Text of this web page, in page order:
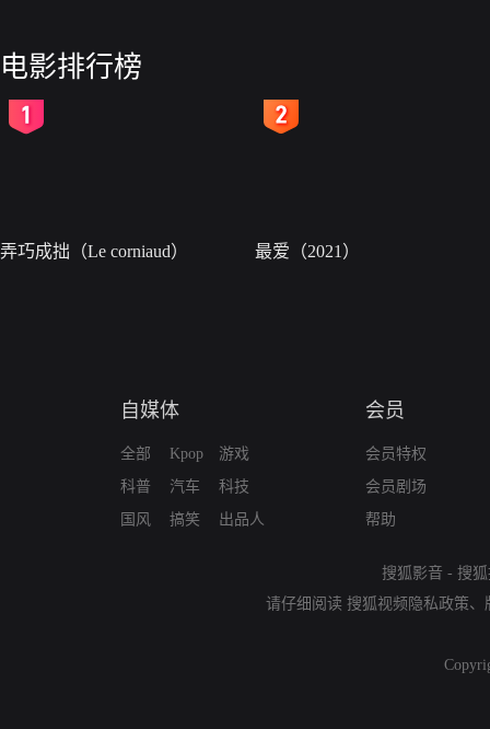
电影排行榜
弄巧成拙（Le corniaud） 最爱（2021）
自媒体
全部
科普
国风
Kpop
汽车
搞笑
游戏
科技
出品人
会员
会员特权
会员剧场
帮助
搜狐影音 - 搜
请仔细阅读 搜狐视频隐私政策、